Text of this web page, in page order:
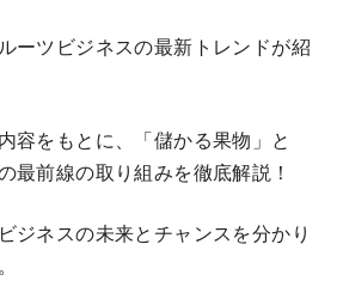
ーツビジネスの最新トレンドが紹
容をもとに、「儲かる果物」と
最前線の取り組みを徹底解説！
ジネスの未来とチャンスを分かり